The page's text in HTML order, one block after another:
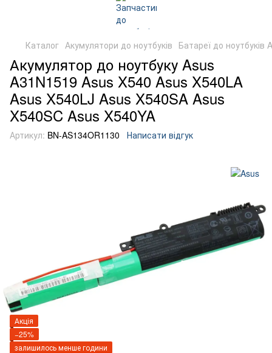
Каталог Акумулятори до ноутбуків Батареї до ноутбуків
Акумулятор до ноутбуку Asus
A31N1519 Asus X540 Asus X540LA
Asus X540LJ Asus X540SA Asus
X540SC Asus X540YA
Артикул: BN-AS134OR1130 Написати відгук
Акція
−25%
залишилось менше години